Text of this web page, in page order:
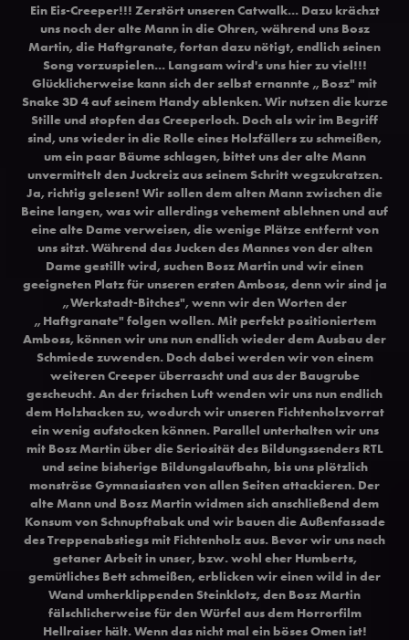
Ein Eis-Creeper!!! Zerstört unseren Catwalk... Dazu krächzt
uns noch der alte Mann in die Ohren, während uns Bosz
Martin, die Haftgranate, fortan dazu nötigt, endlich seinen
Song vorzuspielen... Langsam wird's uns hier zu viel!!!
Glücklicherweise kann sich der selbst ernannte „Bosz" mit
Snake 3D 4 auf seinem Handy ablenken. Wir nutzen die kurze
Stille und stopfen das Creeperloch. Doch als wir im Begriff
sind, uns wieder in die Rolle eines Holzfällers zu schmeißen,
um ein paar Bäume schlagen, bittet uns der alte Mann
unvermittelt den Juckreiz aus seinem Schritt wegzukratzen.
Ja, richtig gelesen! Wir sollen dem alten Mann zwischen die
Beine langen, was wir allerdings vehement ablehnen und auf
eine alte Dame verweisen, die wenige Plätze entfernt von
uns sitzt. Während das Jucken des Mannes von der alten
Dame gestillt wird, suchen Bosz Martin und wir einen
geeigneten Platz für unseren ersten Amboss, denn wir sind ja
„Werkstadt-Bitches", wenn wir den Worten der
„Haftgranate" folgen wollen. Mit perfekt positioniertem
Amboss, können wir uns nun endlich wieder dem Ausbau der
Schmiede zuwenden. Doch dabei werden wir von einem
weiteren Creeper überrascht und aus der Baugrube
gescheucht. An der frischen Luft wenden wir uns nun endlich
dem Holzhacken zu, wodurch wir unseren Fichtenholzvorrat
ein wenig aufstocken können. Parallel unterhalten wir uns
mit Bosz Martin über die Seriosität des Bildungssenders RTL
und seine bisherige Bildungslaufbahn, bis uns plötzlich
monströse Gymnasiasten von allen Seiten attackieren. Der
alte Mann und Bosz Martin widmen sich anschließend dem
Konsum von Schnupftabak und wir bauen die Außenfassade
des Treppenabstiegs mit Fichtenholz aus. Bevor wir uns nach
getaner Arbeit in unser, bzw. wohl eher Humberts,
gemütliches Bett schmeißen, erblicken wir einen wild in der
Wand umherklippenden Steinklotz, den Bosz Martin
fälschlicherweise für den Würfel aus dem Horrorfilm
Hellraiser hält. Wenn das nicht mal ein böses Omen ist!